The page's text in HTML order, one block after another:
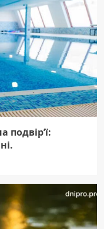
подвір’ї: